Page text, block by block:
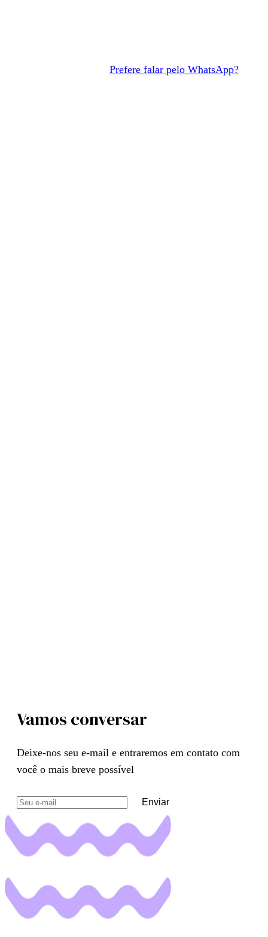
Prefere falar pelo WhatsApp?
Vamos conversar
Deixe-nos seu e-mail e entraremos em contato com
você o mais breve possível
Enviar